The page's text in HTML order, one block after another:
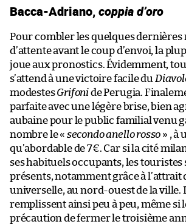
Bacca-Adriano,coppia d’oro
Pour combler les quelques dernières
d’attente avant le coup d’envoi, la
joue aux pronostics. Évidemment,
s’attend à une victoire facile du
modestesGrifonide Perugia.
parfaite avec une légère brise, bien
aubaine pour le public familial venu
nombre le « secondo anello rosso » , à
qu’abordable de 7€. Car si la cité
ses habituels occupants, les touristes
présents, notamment grâce à l’attrait
universelle, au nord-ouest de la ville.
remplissent ainsi peu à peu, même si
précaution de fermer le troisième